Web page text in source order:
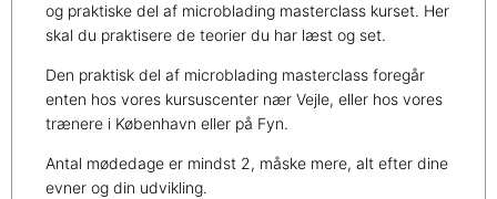
og praktiske del af microblading masterclass kurset. Her
skal du praktisere de teorier du har læst og set.
Den praktisk del af microblading masterclass foregår
enten hos vores kursuscenter nær Vejle, eller hos vores
trænere i København eller på Fyn.
Antal mødedage er mindst 2, måske mere, alt efter dine
evner og din udvikling.